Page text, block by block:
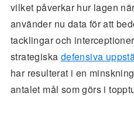
vilket påverkar hur lagen
använder nu data för att
tacklingar och
strategiska defensiva
har resulterat i en
antalet mål som görs i